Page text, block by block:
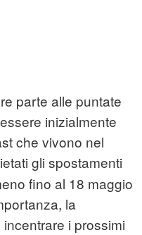
parte alle puntate
inizialmente
che vivono nel
gli spostamenti
fino al 18 maggio
la
i prossimi